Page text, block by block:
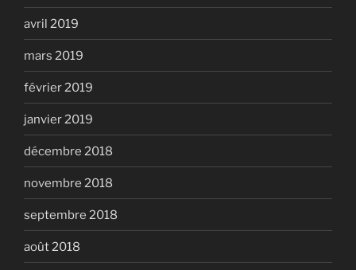
avril 2019
mars 2019
février 2019
janvier 2019
décembre 2018
novembre 2018
septembre 2018
août 2018